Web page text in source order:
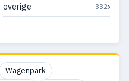
overige 332›
Wagenpark